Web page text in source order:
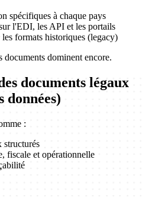
spécifiques à chaque pays
l'EDI, les API et les portails
formats historiques (legacy)
dominent encore.
documents légaux
données)
:
structurés
fiscale et opérationnelle